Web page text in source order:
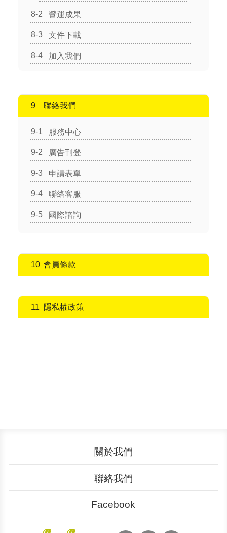
營運成果
文件下載
加入我們
聯絡我們
服務中心
廣告刊登
申請表單
聯絡客服
國際諮詢
會員條款
隱私權政策
關於我們
聯絡我們
申請表單 聯絡客服
Facebook
大台北粉絲團